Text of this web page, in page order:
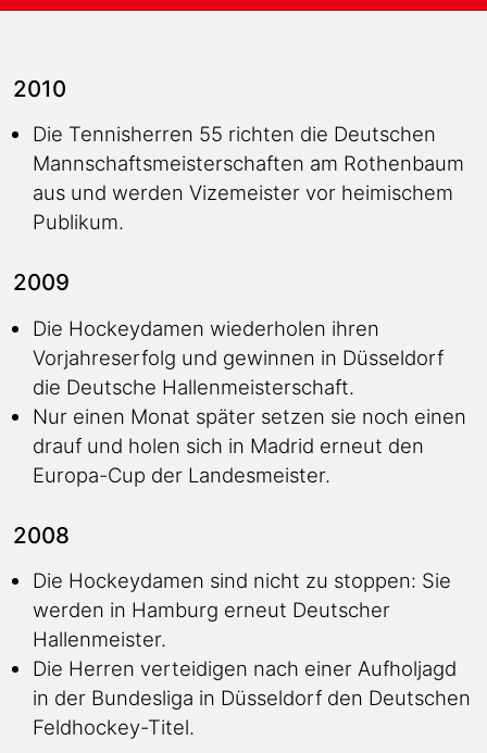
2010
Die Tennisherren 55 richten die Deutschen
Mannschaftsmeisterschaften am Rothenbaum
aus und werden Vizemeister vor heimischem
Publikum.
2009
Die Hockeydamen wiederholen ihren
Vorjahreserfolg und gewinnen in Düsseldorf
die Deutsche Hallenmeisterschaft.
Nur einen Monat später setzen sie noch einen
drauf und holen sich in Madrid erneut den
Europa-Cup der Landesmeister.
2008
Die Hockeydamen sind nicht zu stoppen: Sie
werden in Hamburg erneut Deutscher
Hallenmeister.
Die Herren verteidigen nach einer Aufholjagd
in der Bundesliga in Düsseldorf den Deutschen
Feldhockey-Titel.